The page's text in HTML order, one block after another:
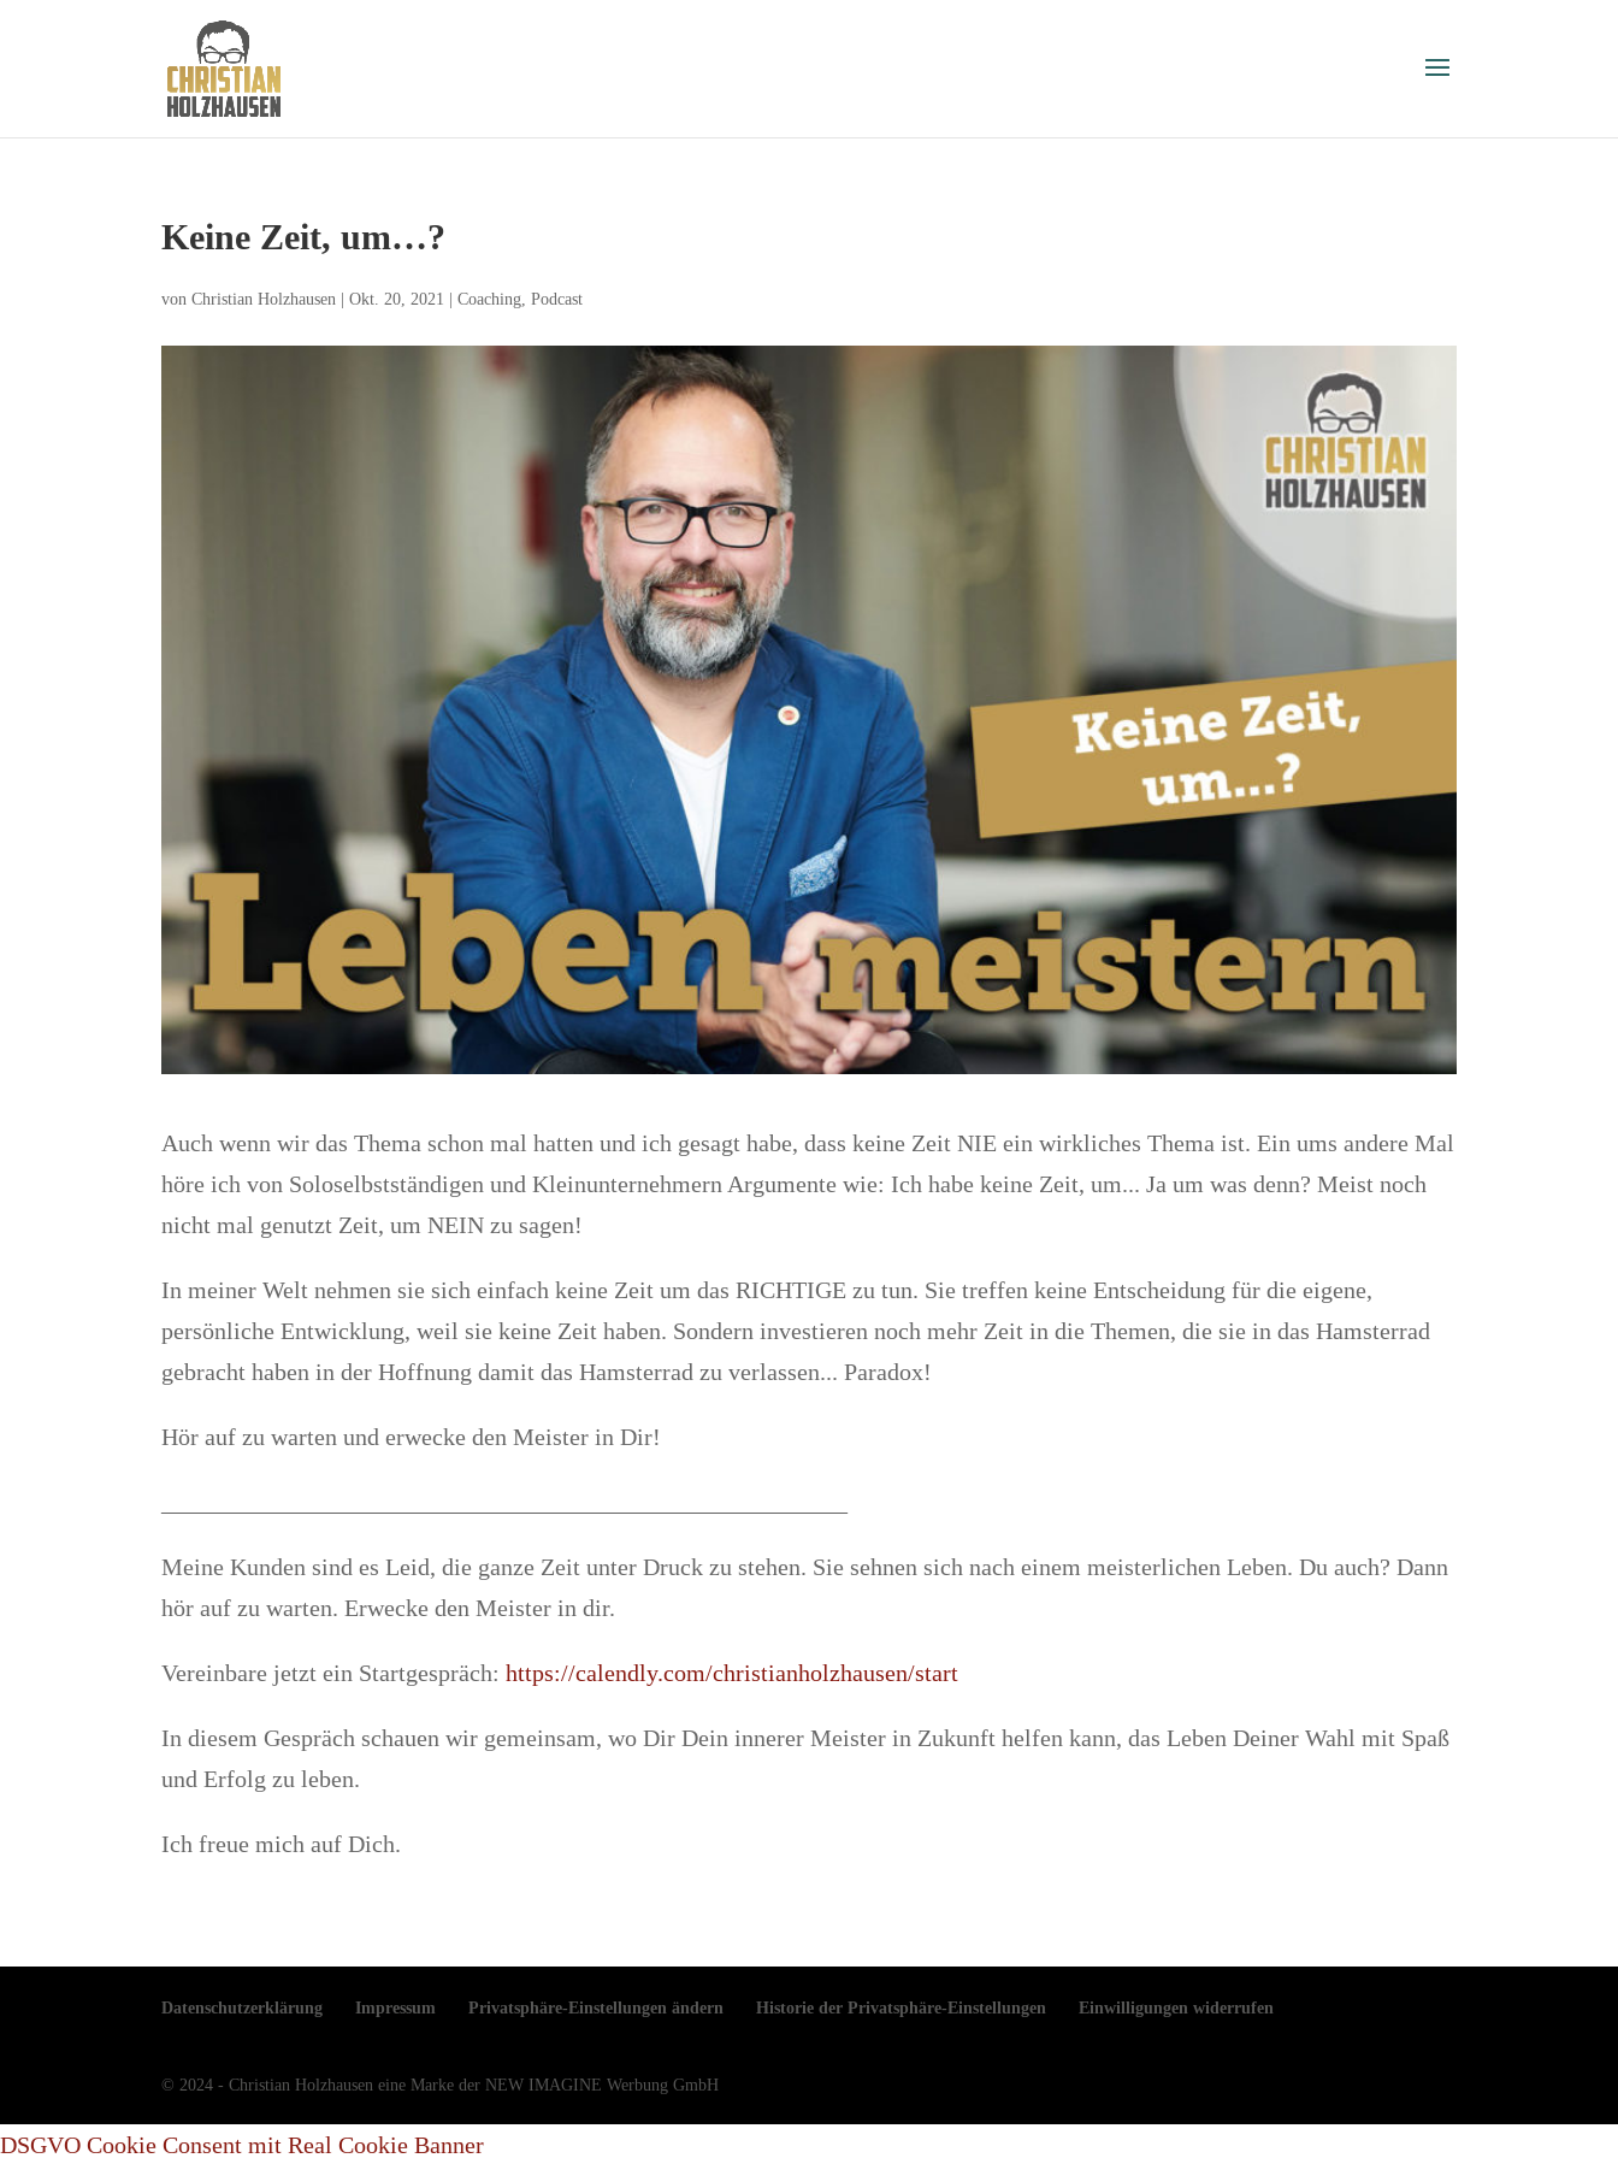
Keine Zeit, um…?
vonChristian Holzhausen |Okt. 20, 2021 |Coaching,Podcast
Auch wenn wir das Thema schon mal hatten und ich gesagt habe, dass keine Zeit NIE ein wirkliches Thema ist. Ein ums andere Mal
höre ich von Soloselbstständigen und Kleinunternehmern Argumente wie: Ich habe keine Zeit, um... Ja um was denn? Meist noch
nicht mal genutzt Zeit, um NEIN zu sagen!
In meiner Welt nehmen sie sich einfach keine Zeit um das RICHTIGE zu tun. Sie treffen keine Entscheidung für die eigene,
persönliche Entwicklung, weil sie keine Zeit haben. Sondern investieren noch mehr Zeit in die Themen, die sie in das Hamsterrad
gebracht haben in der Hoffnung damit das Hamsterrad zu verlassen... Paradox!
Hör auf zu warten und erwecke den Meister in Dir!
Meine Kunden sind es Leid, die ganze Zeit unter Druck zu stehen. Sie sehnen sich nach einem meisterlichen Leben. Du auch? Dann
hör auf zu warten. Erwecke den Meister in dir.
Vereinbare jetzt ein Startgespräch:https://calendly.com/christianholzhausen/start
In diesem Gespräch schauen wir gemeinsam, wo Dir Dein innerer Meister in Zukunft helfen kann, das Leben Deiner Wahl mit Spaß
und Erfolg zu leben.
Ich freue mich auf Dich.
Datenschutzerklärung Impressum Privatsphäre-Einstellungen ändern Historie der Privatsphäre-Einstellungen Einwilligungen widerrufen
© 2024 - Christian Holzhausen eine Marke der NEW IMAGINE Werbung GmbH
DSGVO Cookie Consent mit Real Cookie Banner